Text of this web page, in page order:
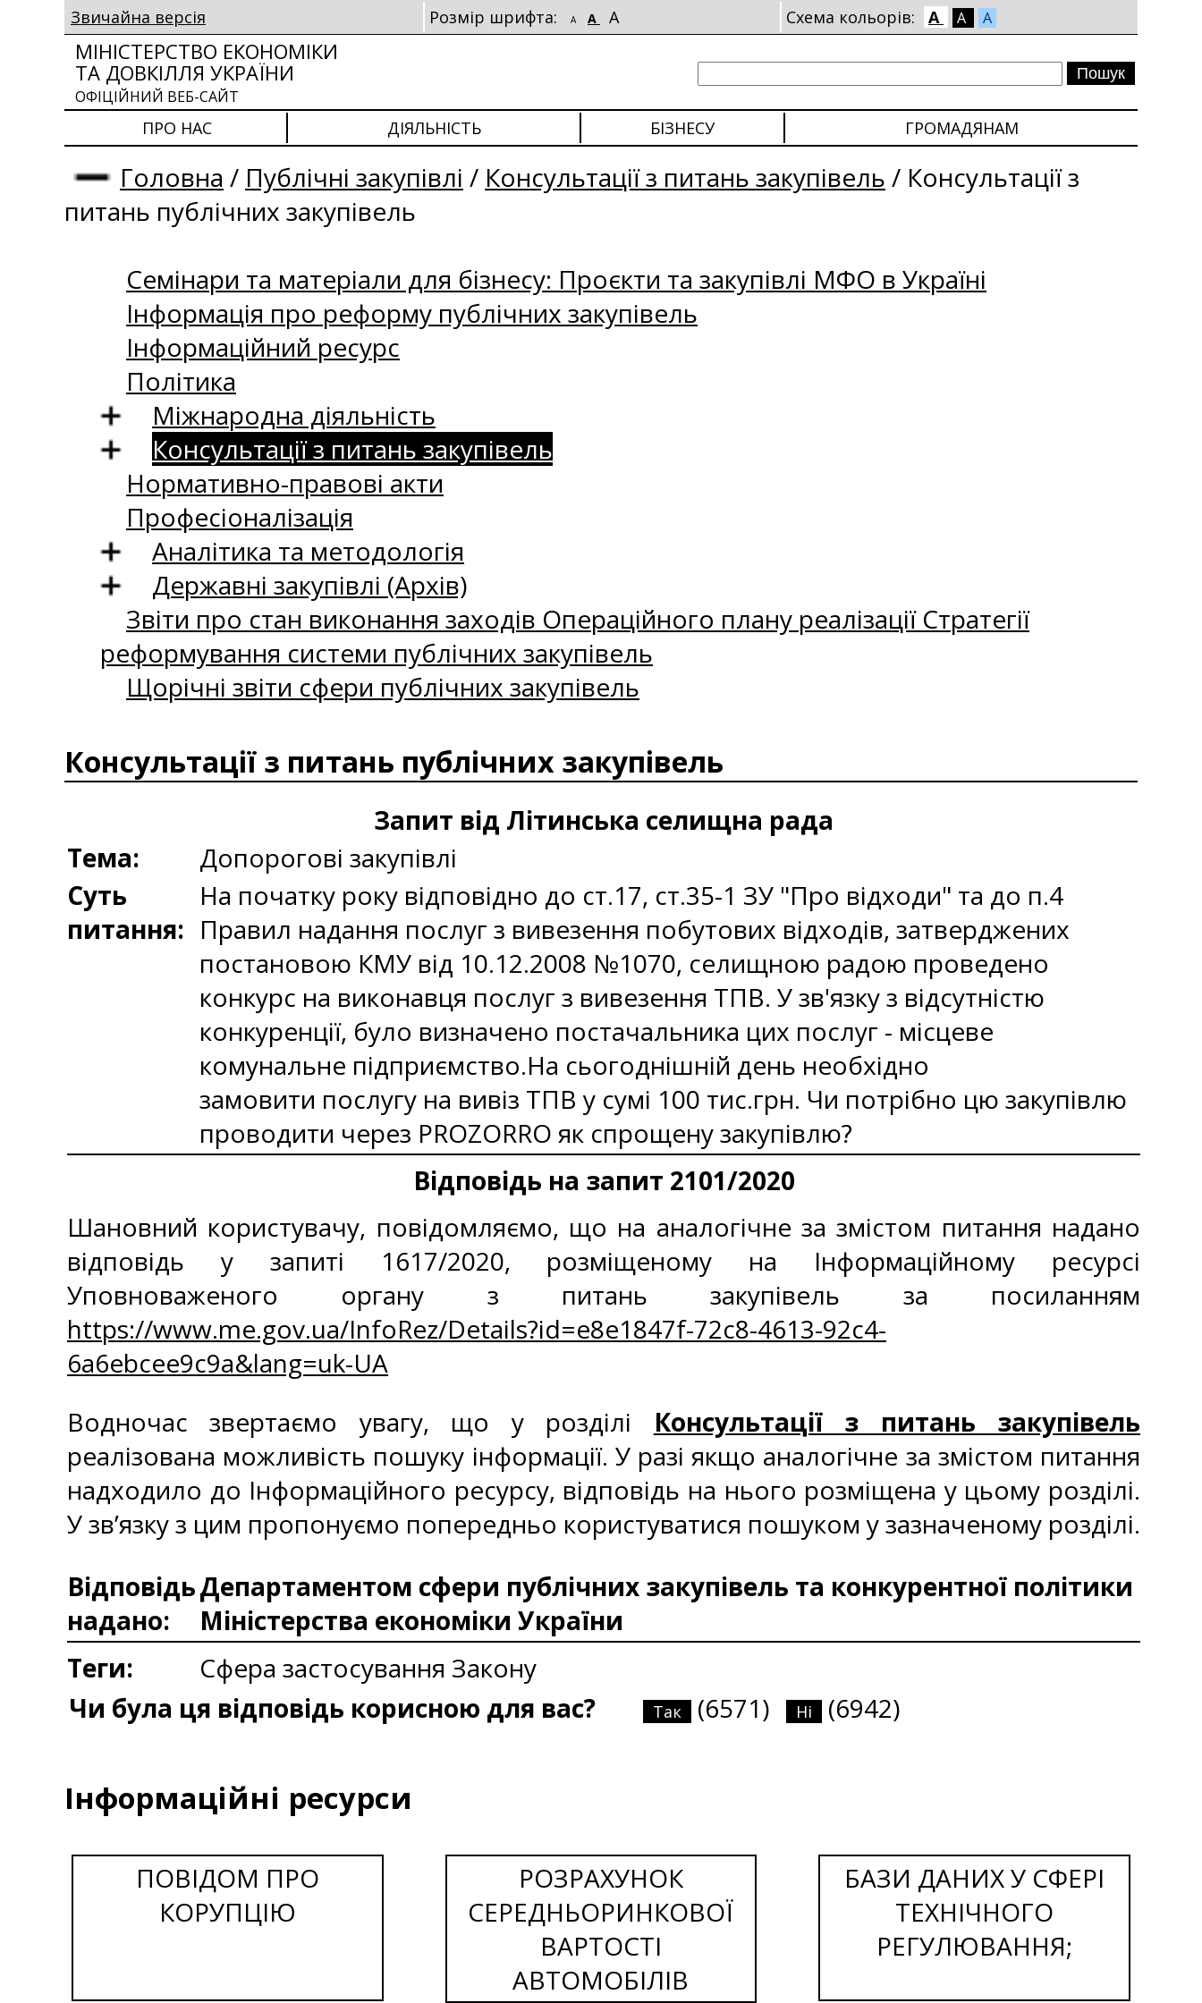
Звичайна версія Розмір шрифта: A A A Схема кольорів: A A A
МІНІСТЕРСТВО ЕКОНОМІКИ
ТА ДОВКІЛЛЯ УКРАЇНИ
ОФІЦІЙНИЙ ВЕБ-САЙТ
ПРО НАС ДІЯЛЬНІСТЬ БІЗНЕСУ ГРОМАДЯНАМ
Головна / Публічні закупівлі / Консультації з питань закупівель / Консультації з
питань публічних закупівель
Семінари та матеріали для бізнесу: Проєкти та закупівлі МФО в Україні
Інформація про реформу публічних закупівель
Інформаційний ресурс
Політика
Міжнародна діяльність
Консультації з питань закупівель
Нормативно-правові акти
Професіоналізація
Аналітика та методологія
Державні закупівлі (Архів)
Звіти про стан виконання заходів Операційного плану реалізації Стратегії
реформування системи публічних закупівель
Щорічні звіти сфери публічних закупівель
Консультації з питань публічних закупівель
Запит від Літинська селищна рада
Тема:
Допорогові закупівлі
Суть
питання:
На початку року відповідно до ст.17, ст.35-1 ЗУ "Про відходи" та до п.4
Правил надання послуг з вивезення побутових відходів, затверджених
постановою КМУ від 10.12.2008 №1070, селищною радою проведено
конкурс на виконавця послуг з вивезення ТПВ. У зв'язку з відсутністю
конкуренції, було визначено постачальника цих послуг - місцеве
комунальне підприємство.На сьогоднішній день необхідно
замовити послугу на вивіз ТПВ у сумі 100 тис.грн. Чи потрібно цю закупівлю
проводити через PROZORRO як спрощену закупівлю?
Відповідь на запит 2101/2020
Шановний користувачу, повідомляємо, що на аналогічне за змістом питання надано
відповідь у запиті 1617/2020, розміщеному на Інформаційному ресурсі
Уповноваженого органу з питань закупівель за посиланням
https://www.me.gov.ua/InfoRez/Details?id=e8e1847f-72c8-4613-92c4-
6a6ebcee9c9a&lang=uk-UA
Водночас звертаємо увагу, що у розділі Консультації з питань закупівель
реалізована можливість пошуку інформації. У разі якщо аналогічне за змістом питання
надходило до Інформаційного ресурсу, відповідь на нього розміщена у цьому розділі.
У зв’язку з цим пропонуємо попередньо користуватися пошуком у зазначеному розділі.
Відповідь
надано:
Департаментом сфери публічних закупівель та конкурентної політики
Міністерства економіки України
Теги:
Сфера застосування Закону
Чи була ця відповідь корисною для вас?
Так (6571) Ні (6942)
Інформаційні ресурси
ПОВІДОМ ПРО
КОРУПЦІЮ
РОЗРАХУНОК
СЕРЕДНЬОРИНКОВОЇ
ВАРТОСТІ
АВТОМОБІЛІВ
БАЗИ ДАНИХ У СФЕРІ
ТЕХНІЧНОГО
РЕГУЛЮВАННЯ;